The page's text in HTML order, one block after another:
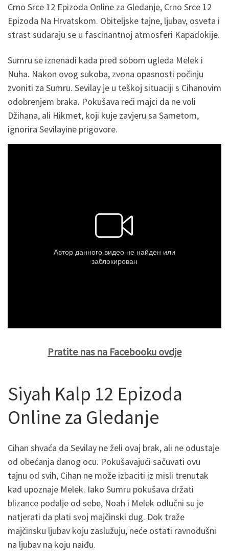
Crno Srce 12 Epizoda Online za Gledanje, Crno Srce 12
Epizoda Na Hrvatskom. Obiteljske tajne, ljubav, osveta i
strast sudaraju se u fascinantnoj atmosferi Kapadokije.
Sumru se iznenadi kada pred sobom ugleda Melek i
Nuha. Nakon ovog sukoba, zvona opasnosti počinju
zvoniti za Sumru. Sevilay je u teškoj situaciji s Cihanovim
odobrenjem braka. Pokušava reći majci da ne voli
Džihana, ali Hikmet, koji kuje zavjeru sa Sametom,
ignorira Sevilayine prigovore.
Pratite nas na Facebooku ovdje
Siyah Kalp 12 Epizoda
Online za Gledanje
Cihan shvaća da Sevilay ne želi ovaj brak, ali ne odustaje
od obećanja danog ocu. Pokušavajući sačuvati ovu
tajnu od svih, Cihan ne može izbaciti iz misli trenutak
kad upoznaje Melek. Iako Sumru pokušava držati
blizance podalje od sebe, Noah i Melek odlučni su je
natjerati da plati svoj majčinski dug. Dok traže
majčinsku ljubav koju zaslužuju, neće ostati ravnodušni
na ljubav na koju naiđu.